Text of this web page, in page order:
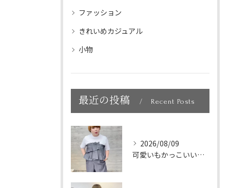
ファッション
きれいめカジュアル
小物
最近の投稿 Recent Posts
2026/08/09
可愛いもかっこいいも叶う大人の